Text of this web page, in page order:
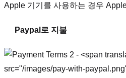
Apple 기기를 사용하는 경우
Paypal로 지불
src="/images/pay-with-